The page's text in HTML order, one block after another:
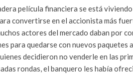
película financiera se está
convertirse en el accionista más
actores del mercado daban por
para quedarse con nuevos paquetes
decidieron no venderle en las
rondas, el banquero les había